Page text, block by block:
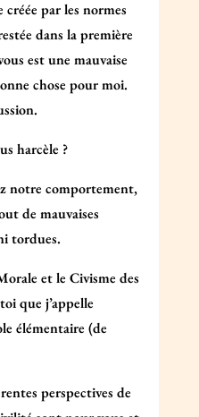
par les normes
dans la première
est une mauvaise
chose pour moi.
harcèle ?
notre comportement,
de mauvaises
tordues.
et le Civisme des
que j’appelle
élémentaire (de
perspectives de